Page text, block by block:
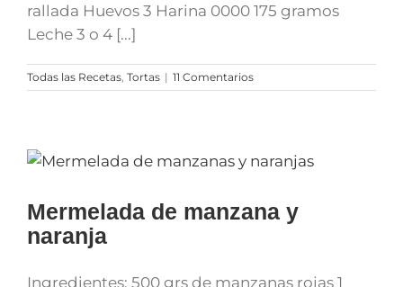
rallada Huevos 3 Harina 0000 175 gramos
Leche 3 o 4 [...]
Todas las Recetas Tortas | 11 Comentarios
Mermelada de manzana y
naranja
Ingredientes: 500 grs de manzanas rojas 1